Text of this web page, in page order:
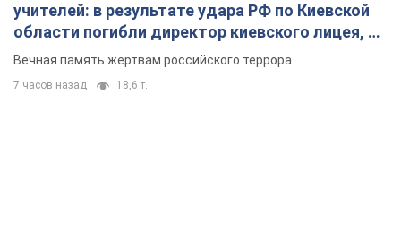
учителей: в результате удара РФ по Киевской
области погибли директор киевского лицея, её
муж и внук
Вечная память жертвам российского террора
7 часов назад 18,6 т.